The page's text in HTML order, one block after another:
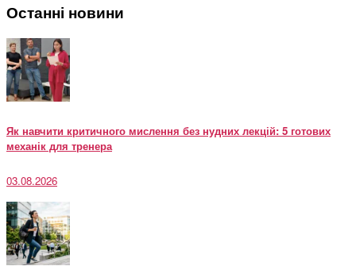
Останні новини
Як навчити критичного мислення без нудних лекцій: 5 готових
механік для тренера
03.08.2026